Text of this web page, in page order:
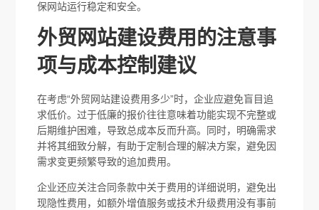
保网站运行稳定和安全。
外贸网站建设费用的注意事
项与成本控制建议
在考虑“外贸网站建设费用多少”时，企业应避免盲目追
求低价。过于低廉的报价往往意味着功能实现不完整或
后期维护困难，导致总成本反而升高。同时，明确需求
并将其细致分解，有助于定制合理的解决方案，避免因
需求变更频繁导致的追加费用。
企业还应关注合同条款中关于费用的详细说明，避免出
现隐性费用，如额外增值服务或技术升级费用没有事前